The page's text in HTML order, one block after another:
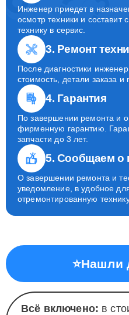
Инженер приедет в
осмотр техники и составит
технику в сервис.
3. Ремонт
После диагностики инженер
стоимость, детали заказа и
4. Гарантия
По завершении ремонта и
фирменную гарантию.
запчасти до 3 лет.
5. Сообщаем о
О завершении ремонта и
уведомление, в удобное
отремонтированную
⭐Нашли
Всё включено: в